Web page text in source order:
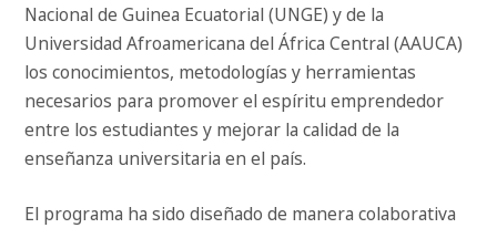
Nacional de Guinea Ecuatorial (UNGE) y de la
Universidad Afroamericana del África Central (AAUCA)
los conocimientos, metodologías y herramientas
necesarios para promover el espíritu emprendedor
entre los estudiantes y mejorar la calidad de la
enseñanza universitaria en el país.
El programa ha sido diseñado de manera colaborativa